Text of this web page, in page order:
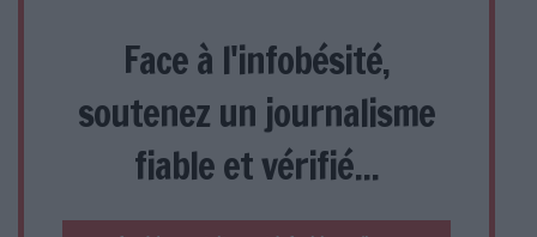
Face à l'infobésité,
soutenez un journalisme
fiable et vérifié...